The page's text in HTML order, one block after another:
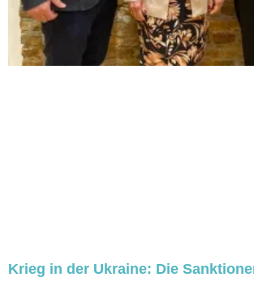
Krieg in der Ukraine: Die